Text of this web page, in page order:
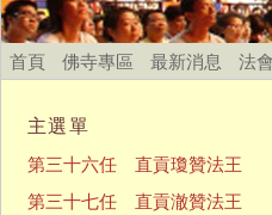
首頁 佛寺專區 最新消息 法
主選單
第三十六任 直貢瓊贊法王
第三十七任 直貢澈贊法王